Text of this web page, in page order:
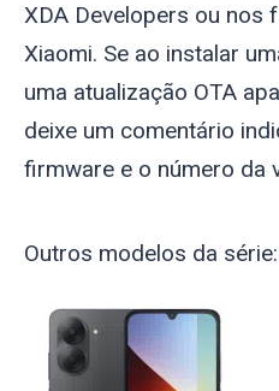
XDA Developers ou nos
Xiaomi. Se ao instalar
uma atualização OTA
deixe um comentário
firmware e o número da
Outros modelos da série: